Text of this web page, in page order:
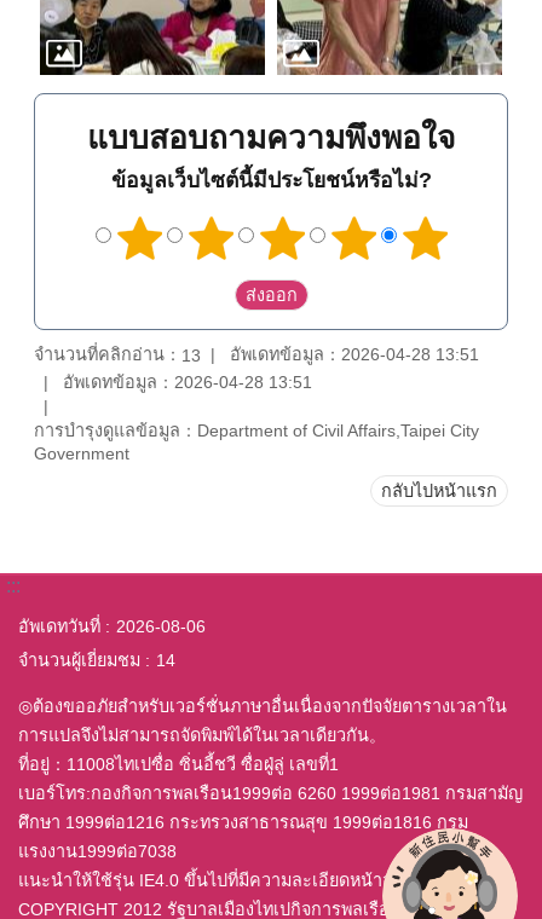
แบบสอบถามความพึงพอใจ
ข้อมูลเว็บไซต์นี้มีประโยชน์หรือไม่?
จำนวนที่คลิกอ่าน： 13
อัพเดทข้อมูล：2026-04-28 13:51
อัพเดทข้อมูล：2026-04-28 13:51
การบำรุงดูแลข้อมูล：Department of Civil Affairs,Taipei City
Government
กลับไปหน้าแรก
:::
อัพเดทวันที่
2026-08-06
จำนวนผู้เยี่ยมชม
14
◎ต้องขออภัยสำหรับเวอร์ชั่นภาษาอื่นเนื่องจากปัจจัยตารางเวลาใน
การแปลจึงไม่สามารถจัดพิมพ์ได้ในเวลาเดียวกัน。
ที่อยู่：11008ไทเปซื่อ ซิ่นอี้ชวี ซื่อฝู่ลู่ เลขที่1
เบอร์โทร:กองกิจการพลเรือน1999ต่อ 6260 1999ต่อ1981 กรมสามัญ
ศึกษา 1999ต่อ1216 กระทรวงสาธารณสุข 1999ต่อ1816 กรม
แรงงาน1999ต่อ7038
แนะนำให้ใช้รุ่น IE4.0 ขึ้นไปที่มีความละเอียดหน้าจอ 800x600
COPYRIGHT 2012 รัฐบาลเมืองไทเปกิจการพลเรือนสำนักสงวน All